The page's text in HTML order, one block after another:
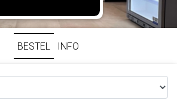
BESTEL INFO